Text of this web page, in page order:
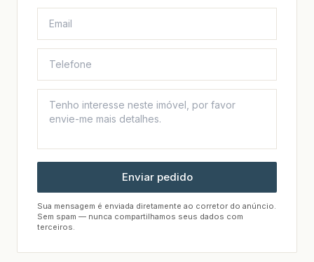
Enviar pedido
Sua mensagem é enviada diretamente ao corretor do anúncio.
Sem spam — nunca compartilhamos seus dados com
terceiros.